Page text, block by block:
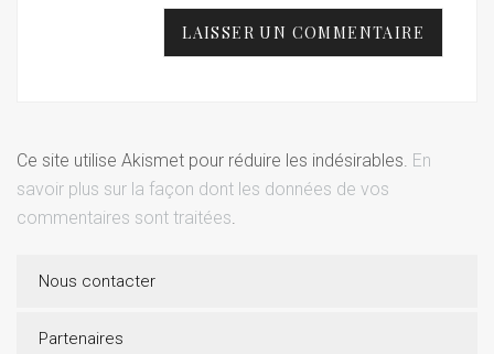
Ce site utilise Akismet pour réduire les indésirables. En
savoir plus sur la façon dont les données de vos
commentaires sont traitées.
Nous contacter
Partenaires